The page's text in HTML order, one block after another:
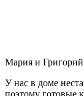
Мария и
У нас в доме
поэтому готовые